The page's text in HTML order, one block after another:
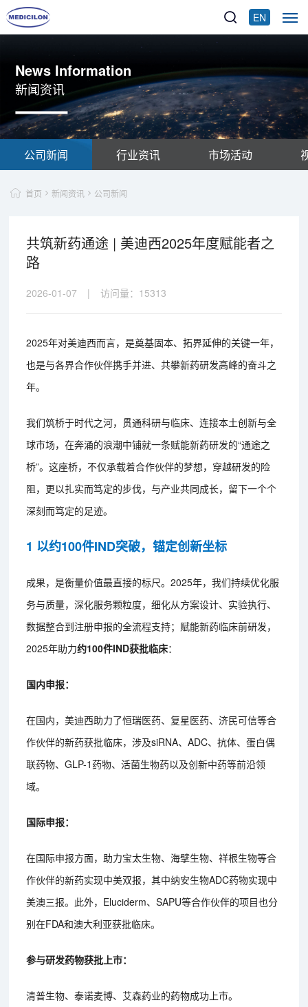
EN
News Information
新闻资讯
公司新闻 行业资讯 市场活动
首页 新闻资讯 公司新闻
共筑新药通途 | 美迪西2025年度赋能者之
路
2026-01-07 | 访问量： 15313
2025年对美迪西而言，是奠基固本、拓界延伸的关键一年，
也是与各界合作伙伴携手并进、共攀新药研发高峰的奋斗之
年。
我们筑桥于时代之河，贯通科研与临床、连接本土创新与全
球市场，在奔涌的浪潮中铺就一条赋能新药研发的“通途之
桥”。这座桥，不仅承载着合作伙伴的梦想，穿越研发的险
阻，更以扎实而笃定的步伐，与产业共同成长，留下一个个
深刻而笃定的足迹。
1 以约100件IND突破，锚定创新坐标
成果，是衡量价值最直接的标尺。2025年，我们持续优化服
务与质量，深化服务颗粒度，细化从方案设计、实验执行、
数据整合到注册申报的全流程支持；赋能新药临床前研发，
2025年助力约100件IND获批临床：
国内申报：
在国内，美迪西助力了恒瑞医药、复星医药、济民可信等合
作伙伴的新药获批临床，涉及siRNA、ADC、抗体、蛋白偶
联药物、GLP-1药物、活菌生物药以及创新中药等前沿领
域。
国际申报：
在国际申报方面，助力宝太生物、海擘生物、祥根生物等合
作伙伴的新药实现中美双报，其中纳安生物ADC药物实现中
美澳三报。此外，Eluciderm、SAPU等合作伙伴的项目也分
别在FDA和澳大利亚获批临床。
参与研发药物获批上市：
清普生物、泰诺麦博、艾森药业的药物成功上市。